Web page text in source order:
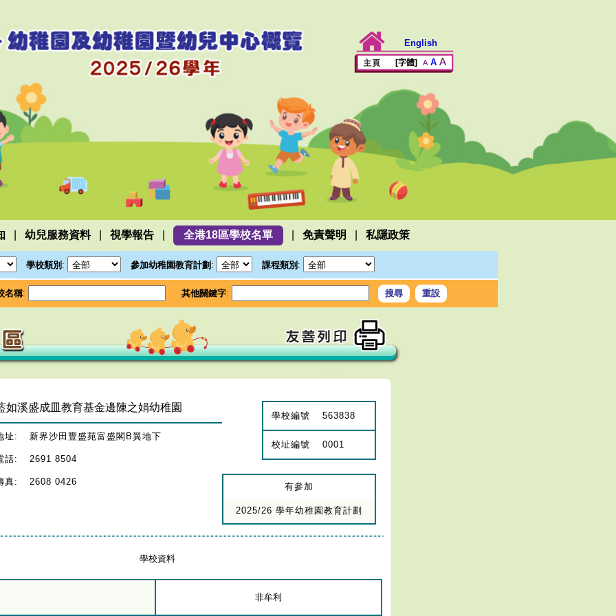
English
[字體] A A A
幼兒服務資料 視學報告 全港18區學校名單 免責聲明 私隱政策
學校類別 : 參加幼稚園教育計劃 : 課程類別 :
名稱: 其他關鍵字:
如溪盛成皿教育基金邊陳之娟幼稚園
址: 新界沙田豐盛苑富盛閣B翼地下
話: 2691 8504
真: 2608 0426
學校編號 563838
校址編號 0001
有參加
2025/26 學年幼稚園教育計劃
學校資料
非牟利